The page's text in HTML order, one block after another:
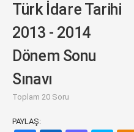
Türk İdare Tarihi
2013 - 2014
Dönem Sonu
Sınavı
Toplam 20 Soru
PAYLAŞ: